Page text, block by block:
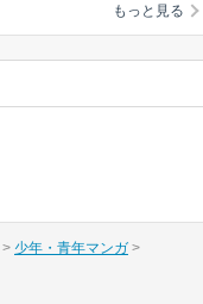
もっと見る
少年・青年マンガ